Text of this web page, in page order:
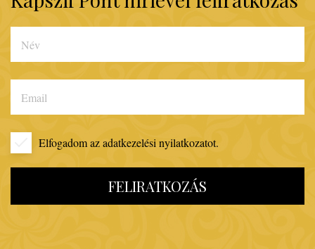
Elfogadom azadatkezelési nyilatkozatot.
FELIRATKOZÁS